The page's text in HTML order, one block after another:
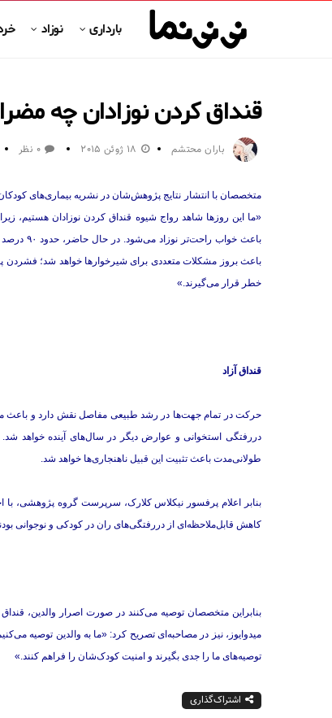
بارداری نوزاد
قنداق کردن نوزادان چه
باران محتشم 18 ژوئن 2015 0 نظر
متخصصان با انتشار نتایج پژوهش‌شان در نشریه بیماری‌های
«ما این روزها شاهد رواج شیوه قنداق کردن نوزادان هستیم،
باعث
باعث بروز مشکلات متعددی برای شیرخوارها خواهد شد؛ فشردن
خطر قرار می‌گیرند.»
قنداق آزاد
حرکت در تمام جهت‌ها در رشد طبیعی مفاصل نقش دارد و باعث
دررفتگی استخوانی و عوارض دیگر در سال‌های آینده خواهد
طولانی‌مدت باعث تثبیت این قبیل​ ناهنجاری‌ها خواهد شد.
بنابر اعلام پرفسور نیکلاس کلارک، سرپرست گروه پژوهشی، با
کاهش قابل‌ملاحظه‌ای از دررفتگی‌های ران در کودکی و نوجوانی
بنابراین متخصصان توصیه می‌کنند در صورت اصرار والدین،
میدوایوز، نیز در مصاحبه‌ای تصریح کرد: «ما به والدین توصیه
توصیه‌های ما را جدی بگیرند و امنیت کودک‌شان را فراهم کنند.»
اشتراک‌گذاری